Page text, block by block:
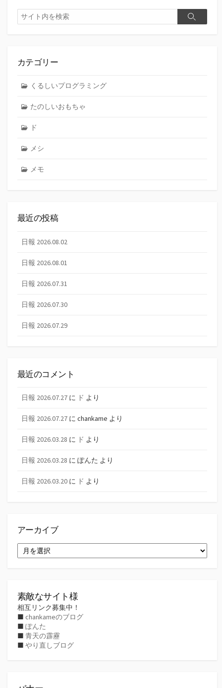
検
索
検
カテゴリー
くるしいプログラミング
たのしいおもちゃ
ド
メシ
メモ
最近の投稿
日報 2026.08.02
日報 2026.08.01
日報 2026.07.31
日報 2026.07.30
日報 2026.07.29
最近のコメント
日報 2026.07.27 に ド より
日報 2026.07.27 に chankame より
日報 2026.03.28 に ド より
日報 2026.03.28 に ぽんた より
日報 2026.03.20 に ド より
アーカイブ
ー
素敵なサイト様
相互リンク募集中！
■ chankameのブログ
■ ぽんた
■ 青天の霹靂
■ やり直しブログ